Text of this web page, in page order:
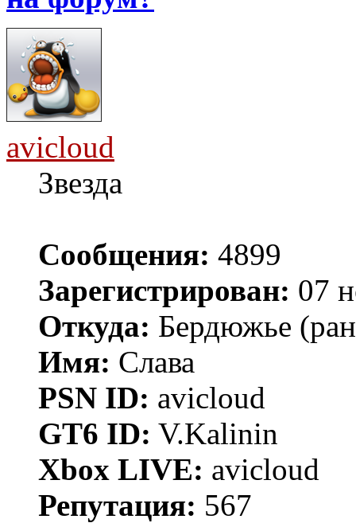
avicloud
Звезда
Сообщения: 4899
Зарегистрирован: 07
Откуда: Бердюжье
Имя: Слава
PSN ID: avicloud
GT6 ID: V.Kalinin
Xbox LIVE: avicloud
Репутация: 567